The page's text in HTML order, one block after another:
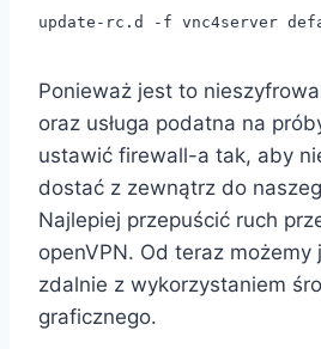
update-rc.d -f vnc4server
Ponieważ jest to
oraz usługa podatna na
ustawić firewall-a tak, aby
dostać z zewnątrz do
Najlepiej przepuścić ruch
openVPN. Od teraz możemy
zdalnie z wykorzystaniem
graficznego.